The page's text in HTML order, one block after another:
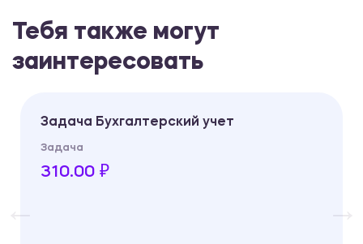
Тебя также могут
заинтересовать
Задача Бухгалтерский учет
Задача
310.00 ₽